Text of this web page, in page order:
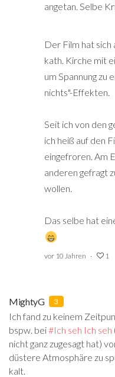
angetan. Selbe
Der Film hat
kath. Kirche mit
um Spannung zu
nichts"-Effekten.
Seit ich von den
ich heiß auf den
eingefroren. Am
anderen gefragt
wollen.
Das selbe hat
vor 10 Jahren 1
MightyG 3
Ich fand zu keinem
bspw. bei#Ich seh Ich seh
nicht ganz zugesagt hat)
düstere Atmosphäre zu
kalt.